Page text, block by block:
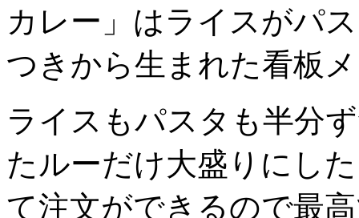
カレー」はライスがパ
つきから生まれた看板
ライスもパスタも半分
たルーだけ大盛りにし
て注文ができるので最